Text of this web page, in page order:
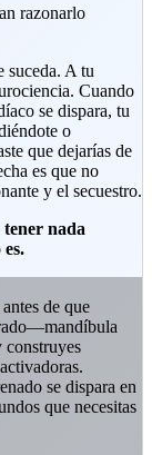
razonarlo
suceda. A tu
Cuando
se dispara, tu
o
que dejarías de
es que no
y el secuestro.
nada
de que
construyes
se dispara en
que necesitas